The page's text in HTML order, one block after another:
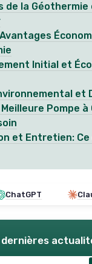
de la
Initial et
et
Pompe
et Entretien: Ce
ChatGPT
dernières